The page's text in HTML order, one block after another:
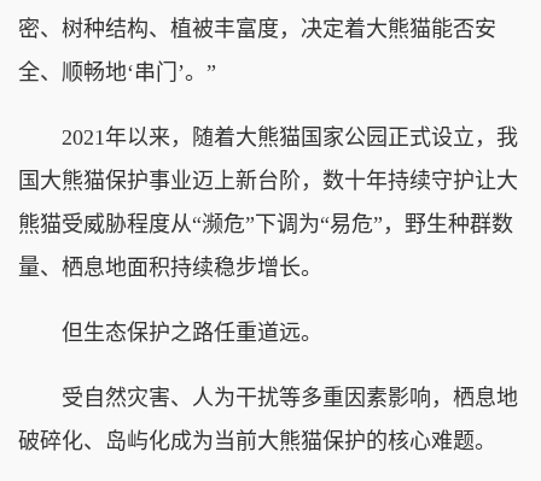
密、树种结构、植被丰富度，决定着大熊猫能否安
全、顺畅地‘串门’。”
2021年以来，随着大熊猫国家公园正式设立，我
国大熊猫保护事业迈上新台阶，数十年持续守护让大
熊猫受威胁程度从“濒危”下调为“易危”，野生种群数
量、栖息地面积持续稳步增长。
但生态保护之路任重道远。
受自然灾害、人为干扰等多重因素影响，栖息地
破碎化、岛屿化成为当前大熊猫保护的核心难题。